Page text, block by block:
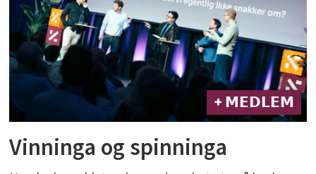
+ 𝗠𝗘𝗗𝗟𝗘𝗠
Vinninga og spinninga